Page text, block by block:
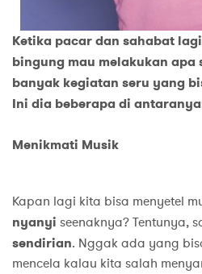
Ketika pacar dan sahabat
bingung mau melakukan apa
banyak kegiatan seru yang
Ini dia beberapa di
Menikmati Musik
Kapan lagi kita bisa menyetel
nyanyi seenaknya? Tentunya,
sendirian. Nggak ada yang
mencela kalau kita salah